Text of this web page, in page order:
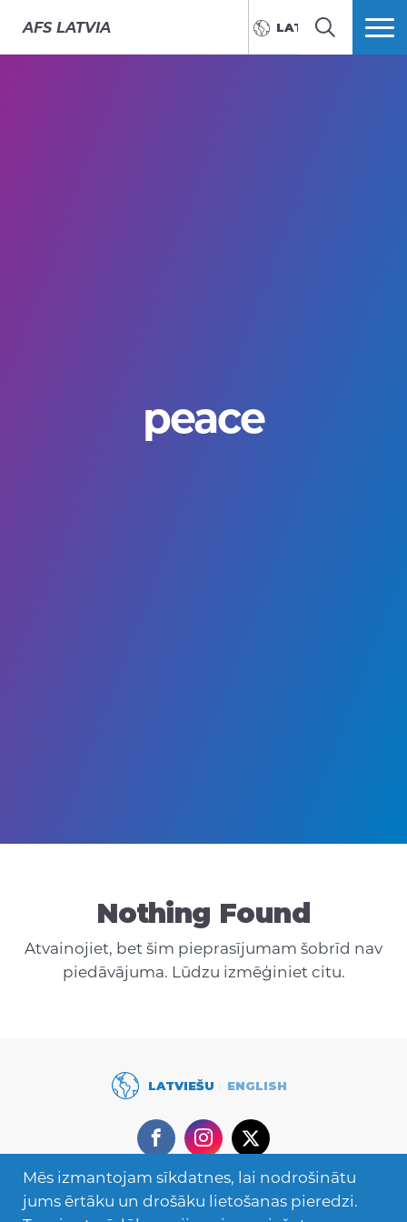
AFS LATVIA LATVIEŠU
MEKLĒT VAIRĀK
peace
Nothing Found
Atvainojiet, bet šim pieprasījumam šobrīd nav
piedāvājuma. Lūdzu izmēģiniet citu.
LATVIEŠU ENGLISH
FacebookInstagram
Twitter
Secondary
Navigation
Mācies ārzemēs
Mēs izmantojam sīkdatnes, lai nodrošinātu
jums ērtāku un drošāku lietošanas pieredzi.